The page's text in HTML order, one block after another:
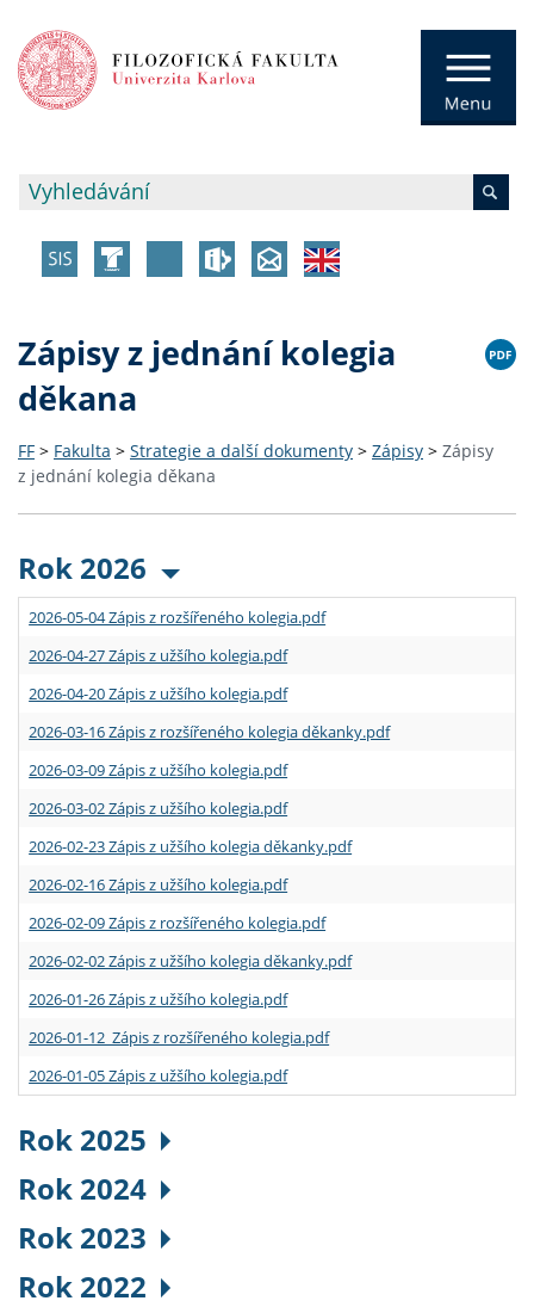
Zápisy z jednání kolegia
děkana
FF > Fakulta > Strategie a další dokumenty > Zápisy > Zápisy
z jednání kolegia děkana
Rok 2026
2026-05-04 Zápis z rozšířeného kolegia.pdf
2026-04-27 Zápis z užšího kolegia.pdf
2026-04-20 Zápis z užšího kolegia.pdf
2026-03-16 Zápis z rozšířeného kolegia děkanky.pdf
2026-03-09 Zápis z užšího kolegia.pdf
2026-03-02 Zápis z užšího kolegia.pdf
2026-02-23 Zápis z užšího kolegia děkanky.pdf
2026-02-16 Zápis z užšího kolegia.pdf
2026-02-09 Zápis z rozšířeného kolegia.pdf
2026-02-02 Zápis z užšího kolegia děkanky.pdf
2026-01-26 Zápis z užšího kolegia.pdf
2026-01-12 Zápis z rozšířeného kolegia.pdf
2026-01-05 Zápis z užšího kolegia.pdf
Rok 2025
Rok 2024
Rok 2023
Rok 2022